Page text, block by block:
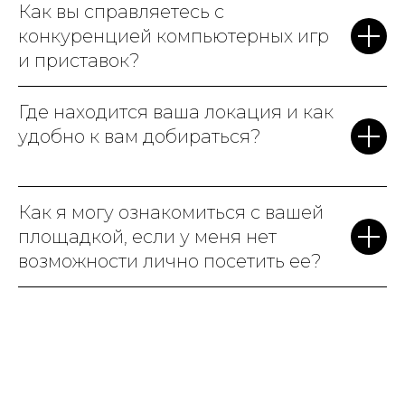
Как вы справляетесь с
конкуренцией компьютерных игр
и приставок?
Где находится ваша локация и как
удобно к вам добираться?
Как я могу ознакомиться с вашей
площадкой, если у меня нет
возможности лично посетить ее?